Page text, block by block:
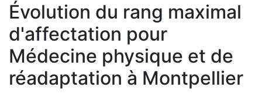
Évolution du rang maximal
d'affectation pour
Médecine physique et de
réadaptation à Montpellier